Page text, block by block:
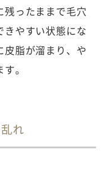
残ったままで毛穴
きやすい状態にな
皮脂が溜まり、や
。
れ